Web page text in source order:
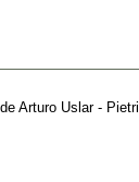
de Arturo Uslar - Pietri